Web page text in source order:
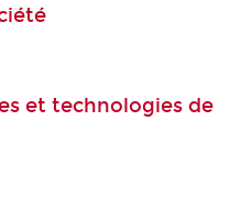
et technologies de